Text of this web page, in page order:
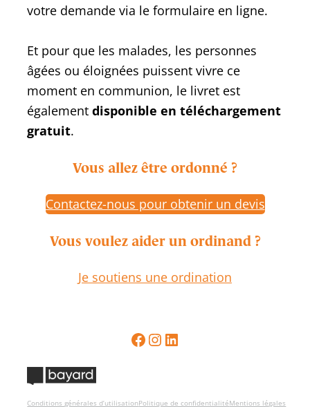
votre demande via le formulaire en ligne.
Et pour que les malades, les personnes
âgées ou éloignées puissent vivre ce
moment en communion, le livret est
égalementdisponible en téléchargement
gratuit.
Vous allez être ordonné ?
Contactez-nous pour obtenir un devis
Vous voulez aider un ordinand ?
Je soutiens une ordination
Conditions générales d’utilisationPolitique de confidentialitéMentions légales